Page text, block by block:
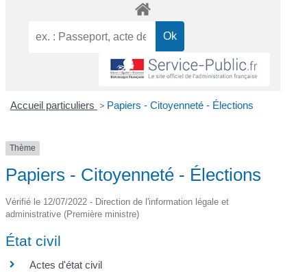
Accueil particuliers > Papiers - Citoyenneté - Élections
Thème
Papiers - Citoyenneté - Élections
Vérifié le 12/07/2022 - Direction de l'information légale et
administrative (Première ministre)
État civil
Actes d'état civil